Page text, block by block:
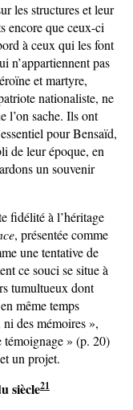
les structures et leur
encore que ceux-ci
à ceux qui les font
n’appartiennent pas
et martyre,
nationaliste, ne
l’on sache. Ils ont
pour Bensaïd,
de leur époque, en
un souvenir
fidélité à l’héritage
, présentée comme
une tentative de
ce souci se situe à
tumultueux dont
même temps
des mémoires »,
témoignage » (p. 20)
un projet.
siècle21